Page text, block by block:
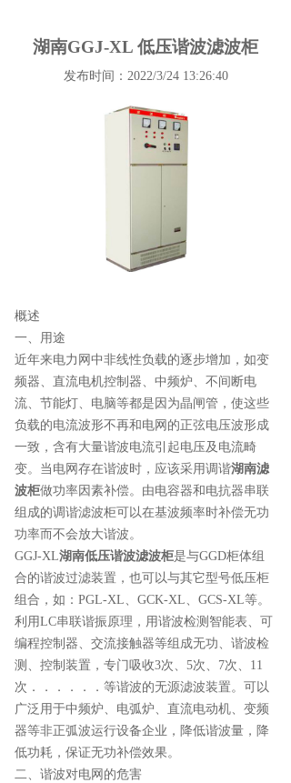
湖南GGJ-XL 低压谐波滤波柜
发布时间：2022/3/24 13:26:40
概述
一、用途
近年来电力网中非线性负载的逐步增加，如变
频器、直流电机控制器、中频炉、不间断电
流、节能灯、电脑等都是因为晶闸管，使这些
负载的电流波形不再和电网的正弦电压波形成
一致，含有大量谐波电流引起电压及电流畸
变。当电网存在谐波时，应该采用调谐湖南滤
波柜做功率因素补偿。由电容器和电抗器串联
组成的调谐滤波柜可以在基波频率时补偿无功
功率而不会放大谐波。
GGJ-XL湖南低压谐波滤波柜是与GGD柜体组
合的谐波过滤装置，也可以与其它型号低压柜
组合，如：PGL-XL、GCK-XL、GCS-XL等。
利用LC串联谐振原理，用谐波检测智能表、可
编程控制器、交流接触器等组成无功、谐波检
测、控制装置，专门吸收3次、5次、7次、11
次．．．．．．等谐波的无源滤波装置。可以
广泛用于中频炉、电弧炉、直流电动机、变频
器等非正弧波运行设备企业，降低谐波量，降
低功耗，保证无功补偿效果。
二、谐波对电网的危害